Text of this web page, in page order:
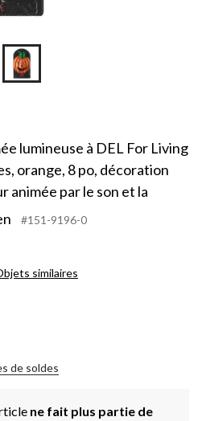
lumineuse à DEL For Living
orange, 8 po, décoration
par le son et la
#151-9196-0
similaires
de soldes
ne fait plus partie de